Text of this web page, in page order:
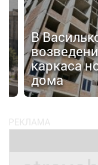
В
каркаса
дома